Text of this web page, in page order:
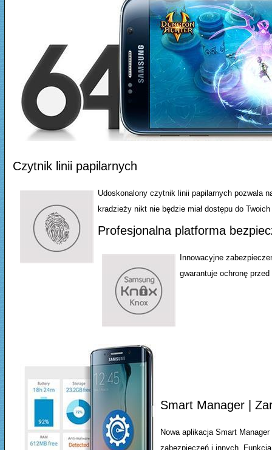
Czytnik linii papilarnych
Udoskonalony czytnik linii papilarnych pozwala
kradzieży nikt nie będzie miał dostępu do
Profesjonalna platforma
Innowacyjne
gwarantuje ochronę
Smart Manager |
Nowa aplikacja Smart
zabezpieczeń i innych.